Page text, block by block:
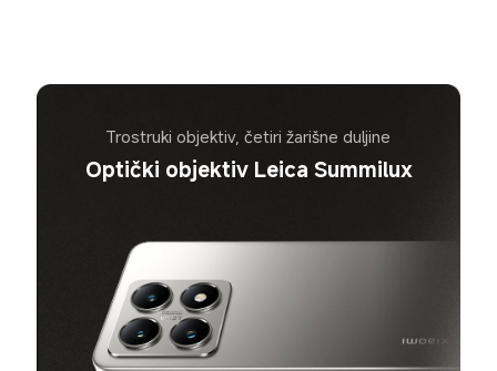
Trostruki objektiv, četiri žarišne duljine
Optički objektiv Leica Summilux